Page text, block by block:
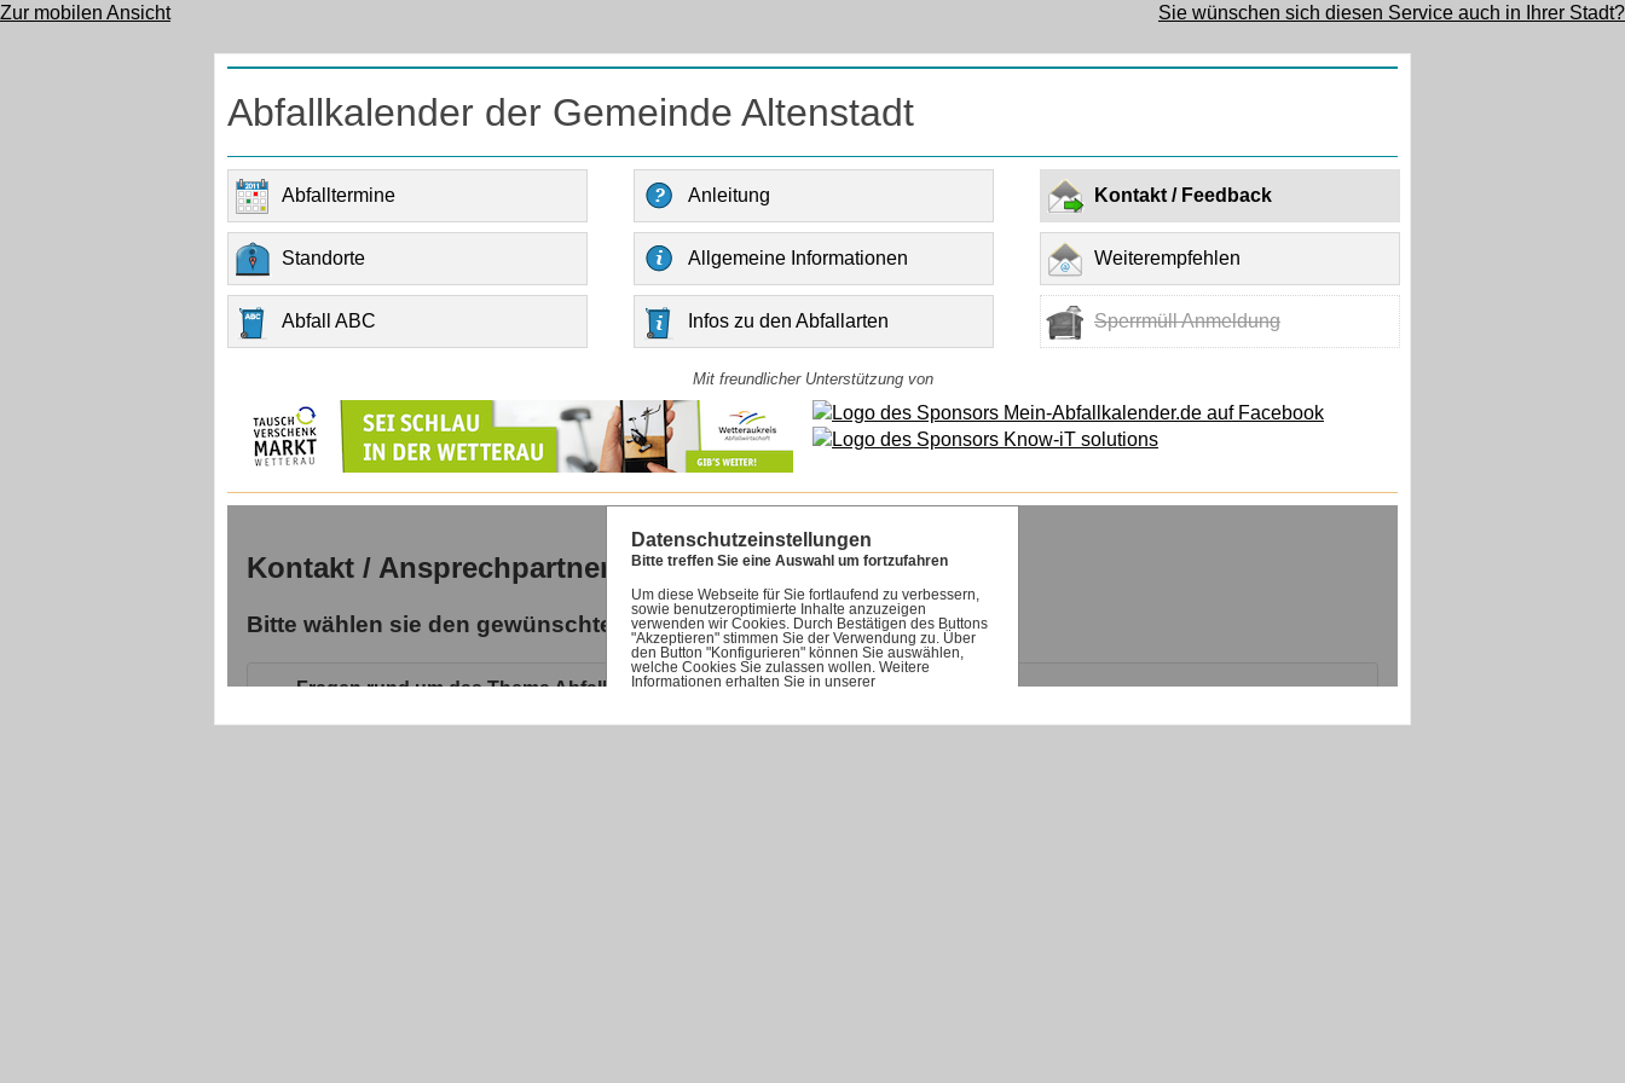
Zur mobilen Ansicht Sie wünschen sich diesen Service auch in Ihrer Stadt?
Abfallkalender der Gemeinde Altenstadt
Abfalltermine Anleitung Kontakt / Feedback
Standorte Allgemeine Informationen Weiterempfehlen
Abfall ABC Infos zu den Abfallarten Sperrmüll Anmeldung
Mit freundlicher Unterstützung von